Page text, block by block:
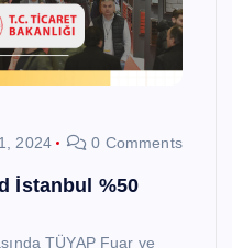
2024 0 Comments
İstanbul %50
TÜYAP Fuar ve